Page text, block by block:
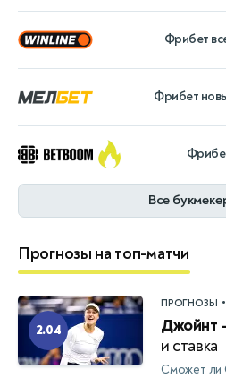
Фрибет
Фрибет
Все
Прогнозы на топ-матчи
2.04
ПРОГНОЗЫ •
Джойнт
и ставка
Сможет ли